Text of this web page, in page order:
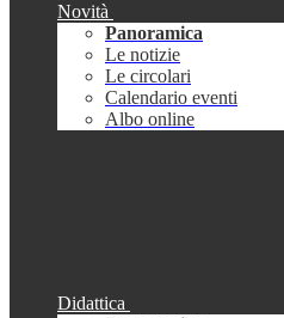
Novità
Panoramica
Le notizie
Le circolari
Calendario eventi
Albo online
Didattica